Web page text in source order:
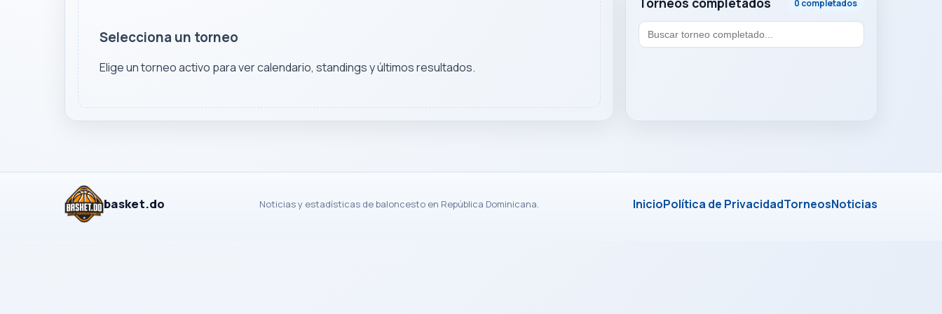
0 completados
Selecciona un torneo
Elige un torneo activo para ver calendario, standings y últimos resultados.
basket.do Noticias y estadísticas de baloncesto en República Dominicana. InicioPolítica de PrivacidadTorneosNoticias